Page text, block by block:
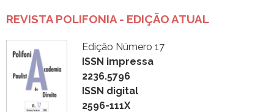
REVISTA POLIFONIA - EDIÇÃO ATUAL
Edição Número 17
ISSN impressa
2236.5796
ISSN digital
2596-111X